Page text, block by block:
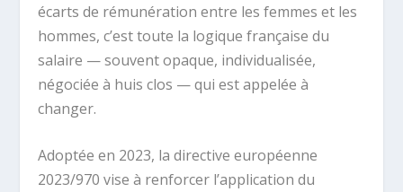
écarts de rémunération entre les femmes et les
hommes, c’est toute la logique française du
salaire — souvent opaque, individualisée,
négociée à huis clos — qui est appelée à
changer.
Adoptée en 2023, la directive européenne
2023/970 vise à renforcer l’application du